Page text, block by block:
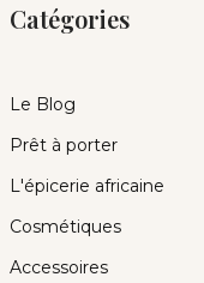
Catégories
Le Blog
Prêt à porter
L'épicerie africaine
Cosmétiques
Accessoires